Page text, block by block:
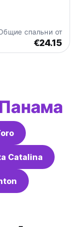
спальни от
€24.15
Catalina